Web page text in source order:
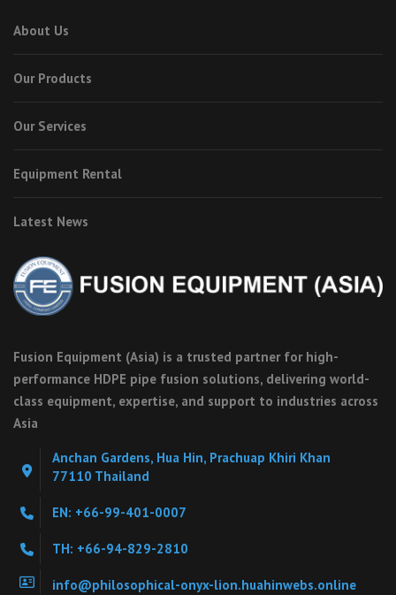
About Us
Our Products
Our Services
Equipment Rental
Latest News
Fusion Equipment (Asia) is a trusted partner for high-
performance HDPE pipe fusion solutions, delivering world-
class equipment, expertise, and support to industries across
Asia
Anchan Gardens, Hua Hin, Prachuap Khiri Khan
77110 Thailand
EN: +66-99-401-0007
TH: +66-94-829-2810
info@philosophical-onyx-lion.huahinwebs.online